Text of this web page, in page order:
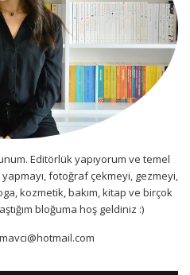
Editörlük yapıyorum ve temel
fotoğraf çekmeyi, gezmeyi,
kozmetik, bakım, kitap ve birçok
bloğuma hoş geldiniz :)